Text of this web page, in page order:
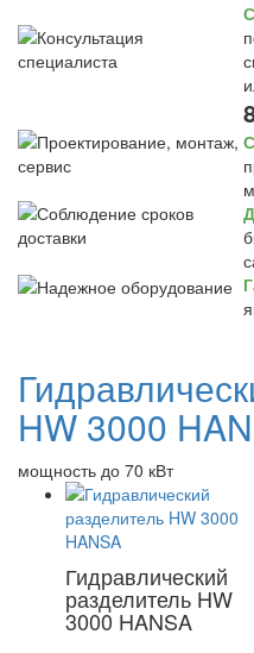
HW 3000
мощность до 70 кВт
Гидравлический
разделитель HW
3000 HANSA